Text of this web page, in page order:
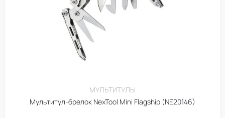
МУЛЬТИТУЛЫ
Мультитул-брелок NexTool Mini Flagship (NE20146)